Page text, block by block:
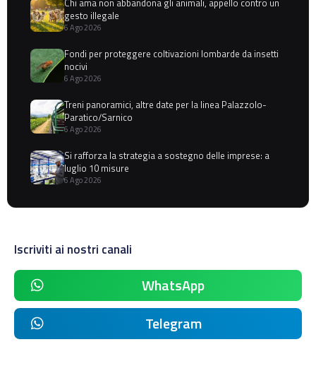
gesto illegale
6 Ago 2026
Fondi per proteggere coltivazioni lombarde da insetti
nocivi
6 Ago 2026
Treni panoramici, altre date per la linea Palazzolo-
Paratico/Sarnico
6 Ago 2026
Si rafforza la strategia a sostegno delle imprese: a
luglio 10 misure
6 Ago 2026
Iscriviti ai nostri canali
WhatsApp
Telegram